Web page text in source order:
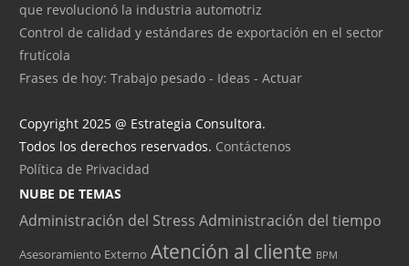
que revolucionó la industria automotriz
Control de calidad y estándares de exportación en el sector
frutícola
Frases de hoy: Trabajo pesado - Ideas - Actuar
Copyright 2025 @ Estrategia Consultora.
Todos los derechos reservados. Contáctenos
Política de Privacidad
NUBE DE TEMAS
Administración del Stress Administración del tiempo
Asesoramiento Externo Atención al cliente BPM